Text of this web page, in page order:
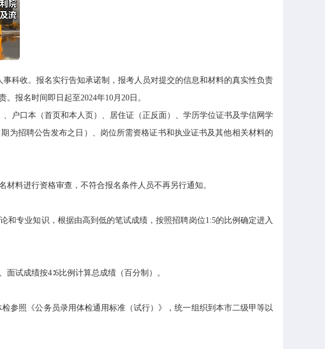
收。报名实行告知承诺制，报考人员对提交的信息和材料的真实性负责
报名时间即日起至2024年10月20日。
口本（首页和本人页）、居住证（正反面）、学历学位证书及学信网学
为招聘公告发布之日）、岗位所需资格证书和执业证书及其他相关材料的
料进行资格审查，不符合报名条件人员不再另行通知。
专业知识，根据由高到低的笔试成绩，按照招聘岗位1:5的比例确定进入
试成绩按4∶6比例计算总成绩（百分制）。
照《公务员录用体检通用标准（试行）》，统一组织到本市二级甲等以